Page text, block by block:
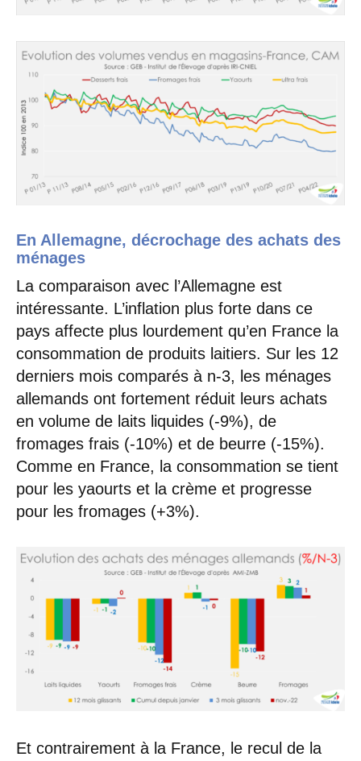
En Allemagne, décrochage des achats des
ménages
La comparaison avec l’Allemagne est
intéressante. L’inflation plus forte dans ce
pays affecte plus lourdement qu’en France la
consommation de produits laitiers. Sur les 12
derniers mois comparés à n-3, les ménages
allemands ont fortement réduit leurs achats
en volume de laits liquides (-9%), de
fromages frais (-10%) et de beurre (-15%).
Comme en France, la consommation se tient
pour les yaourts et la crème et progresse
pour les fromages (+3%).
Et contrairement à la France, le recul de la